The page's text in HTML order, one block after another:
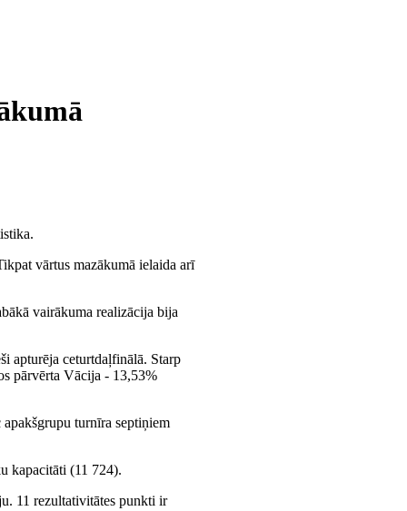
vārtus mazākumā ielaida arī
vairākuma realizācija bija
apturēja ceturtdaļfinālā. Starp
pārvērta Vācija - 13,53%
turnīra septiņiem
kapacitāti (11 724).
11 rezultativitātes punkti ir